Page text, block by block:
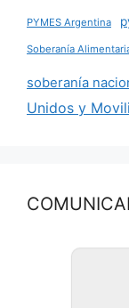
PYMES Argentina
Soberanía
soberanía
Unidos y